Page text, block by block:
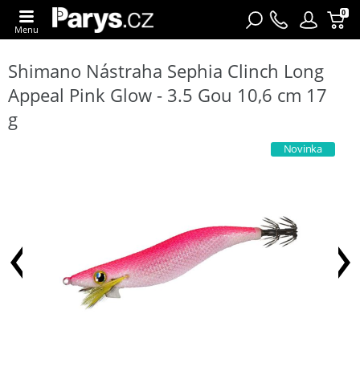
0
Menu
Shimano Nástraha Sephia Clinch Long
Appeal Pink Glow - 3.5 Gou 10,6 cm 17
g
Novinka